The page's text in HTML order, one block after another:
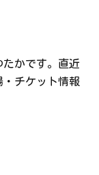
たかです。直近
チケット情報